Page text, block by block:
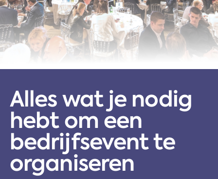
Alles wat je nodig
hebt om een
bedrijfsevent te
organiseren